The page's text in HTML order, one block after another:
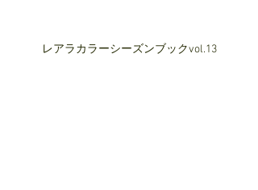
レアラカラーシーズンブックvol.13